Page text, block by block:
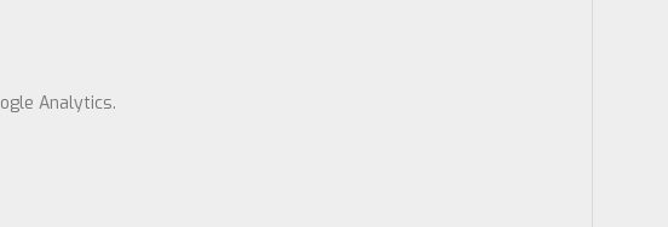
Analytics.